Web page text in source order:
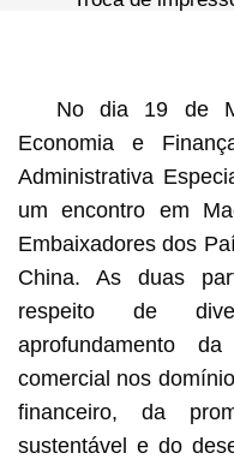
No dia 19 de
Economia e
Administrativa
um encontro em
Embaixadores dos
China. As duas
respeito de
aprofundamento
comercial nos
financeiro, da
sustentável e do